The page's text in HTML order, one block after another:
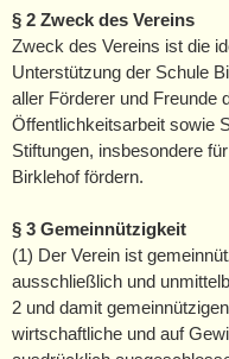
§ 2 Zweck des Vereins
Zweck des Vereins ist die
Unterstützung der Schule
aller Förderer und Freunde
Öffentlichkeitsarbeit sowie
Stiftungen, insbesondere
Birklehof fördern.
§ 3 Gemeinnützigkeit
(1) Der Verein ist
ausschließlich und
2 und damit
wirtschaftliche und auf